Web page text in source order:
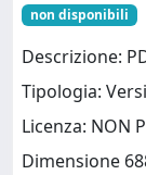
non disponibili
Descrizione:
Tipologia:
Licenza: NON
Dimensione